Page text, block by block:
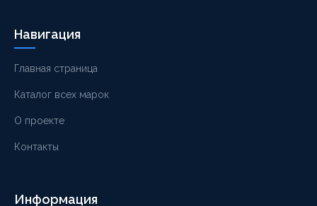
Навигация
Главная страница
Каталог всех марок
О проекте
Контакты
Информация